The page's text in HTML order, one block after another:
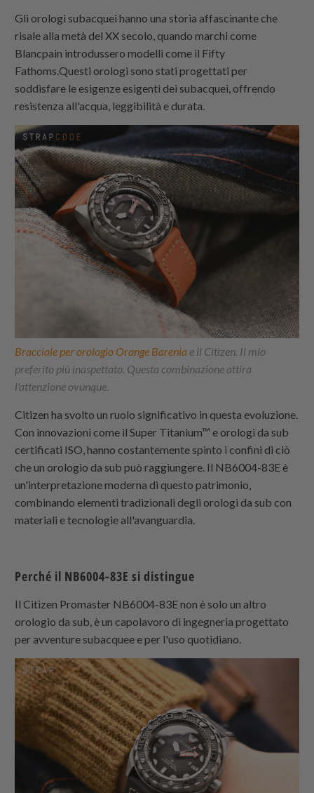
Gli orologi subacquei hanno una storia affascinante che
risale alla metà del XX secolo, quando marchi come
Blancpain introdussero modelli come il Fifty
Fathoms.Questi orologi sono stati progettati per
soddisfare le esigenze esigenti dei subacquei, offrendo
resistenza all'acqua, leggibilità e durata.
Bracciale per orologio Orange Barenia e il Citizen. Il mio
preferito più inaspettato. Questa combinazione attira
l'attenzione ovunque.
Citizen ha svolto un ruolo significativo in questa evoluzione.
Con innovazioni come il Super Titanium™ e orologi da sub
certificati ISO, hanno costantemente spinto i confini di ciò
che un orologio da sub può raggiungere. Il NB6004-83E è
un'interpretazione moderna di questo patrimonio,
combinando elementi tradizionali degli orologi da sub con
materiali e tecnologie all'avanguardia.
Perché il NB6004-83E si distingue
Il Citizen Promaster NB6004-83E non è solo un altro
orologio da sub, è un capolavoro di ingegneria progettato
per avventure subacquee e per l'uso quotidiano.